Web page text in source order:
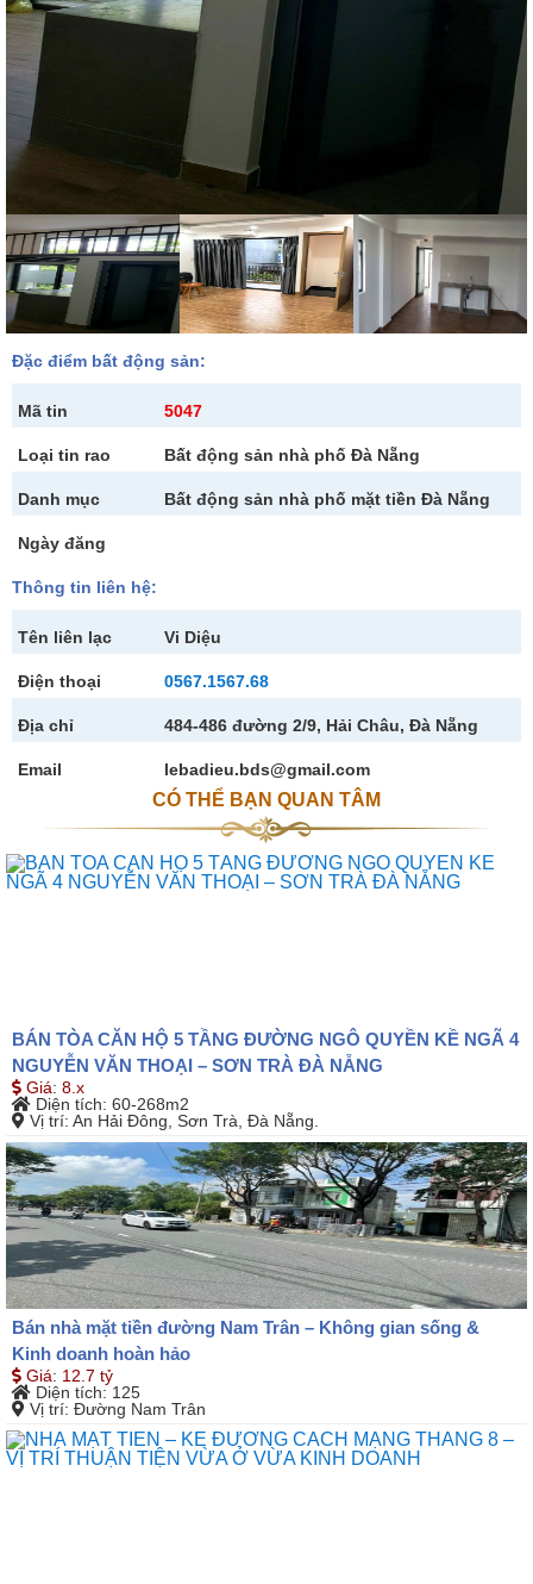
Đặc điểm bất động sản:
Mã tin 5047
Loại tin rao Bất động sản nhà phố Đà Nẵng
Danh mục Bất động sản nhà phố mặt tiền Đà Nẵng
Ngày đăng
Thông tin liên hệ:
Tên liên lạc Vi Diệu
Điện thoại 0567.1567.68
Địa chỉ 484-486 đường 2/9, Hải Châu, Đà Nẵng
Email lebadieu.bds@gmail.com
CÓ THỂ BẠN QUAN TÂM
BÁN TÒA CĂN HỘ 5 TẦNG ĐƯỜNG NGÔ QUYỀN KỀ NGÃ 4
NGUYỄN VĂN THOẠI – SƠN TRÀ ĐÀ NẴNG
Giá: 8.x
Diện tích: 60-268m2
Vị trí: An Hải Đông, Sơn Trà, Đà Nẵng.
Bán nhà mặt tiền đường Nam Trân – Không gian sống &
Kinh doanh hoàn hảo
Giá: 12.7 tỷ
Diện tích: 125
Vị trí: Đường Nam Trân